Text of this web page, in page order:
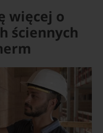
więcej o
ściennych